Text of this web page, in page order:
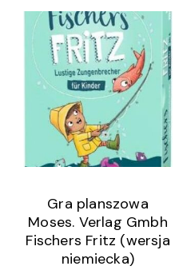
Gra planszowa
Moses. Verlag Gmbh
Fischers Fritz (wersja
niemiecka)